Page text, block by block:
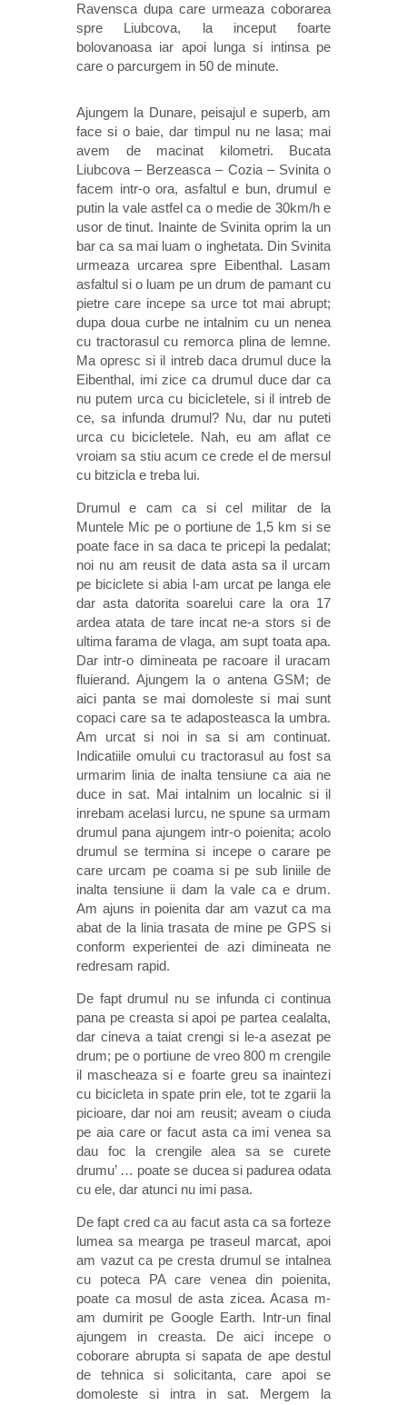
Ravensca dupa care urmeaza coborarea
spre Liubcova, la inceput foarte
bolovanoasa iar apoi lunga si intinsa pe
care o parcurgem in 50 de minute.
Ajungem la Dunare, peisajul e superb, am
face si o baie, dar timpul nu ne lasa; mai
avem de macinat kilometri. Bucata
Liubcova – Berzeasca – Cozia – Svinita o
facem intr-o ora, asfaltul e bun, drumul e
putin la vale astfel ca o medie de 30km/h e
usor de tinut. Inainte de Svinita oprim la un
bar ca sa mai luam o inghetata. Din Svinita
urmeaza urcarea spre Eibenthal. Lasam
asfaltul si o luam pe un drum de pamant cu
pietre care incepe sa urce tot mai abrupt;
dupa doua curbe ne intalnim cu un nenea
cu tractorasul cu remorca plina de lemne.
Ma opresc si il intreb daca drumul duce la
Eibenthal, imi zice ca drumul duce dar ca
nu putem urca cu bicicletele, si il intreb de
ce, sa infunda drumul? Nu, dar nu puteti
urca cu bicicletele. Nah, eu am aflat ce
vroiam sa stiu acum ce crede el de mersul
cu bitzicla e treba lui.
Drumul e cam ca si cel militar de la
Muntele Mic pe o portiune de 1,5 km si se
poate face in sa daca te pricepi la pedalat;
noi nu am reusit de data asta sa il urcam
pe biciclete si abia l-am urcat pe langa ele
dar asta datorita soarelui care la ora 17
ardea atata de tare incat ne-a stors si de
ultima farama de vlaga, am supt toata apa.
Dar intr-o dimineata pe racoare il uracam
fluierand. Ajungem la o antena GSM; de
aici panta se mai domoleste si mai sunt
copaci care sa te adaposteasca la umbra.
Am urcat si noi in sa si am continuat.
Indicatiile omului cu tractorasul au fost sa
urmarim linia de inalta tensiune ca aia ne
duce in sat. Mai intalnim un localnic si il
inrebam acelasi lurcu, ne spune sa urmam
drumul pana ajungem intr-o poienita; acolo
drumul se termina si incepe o carare pe
care urcam pe coama si pe sub liniile de
inalta tensiune ii dam la vale ca e drum.
Am ajuns in poienita dar am vazut ca ma
abat de la linia trasata de mine pe GPS si
conform experientei de azi dimineata ne
redresam rapid.
De fapt drumul nu se infunda ci continua
pana pe creasta si apoi pe partea cealalta,
dar cineva a taiat crengi si le-a asezat pe
drum; pe o portiune de vreo 800 m crengile
il mascheaza si e foarte greu sa inaintezi
cu bicicleta in spate prin ele, tot te zgarii la
picioare, dar noi am reusit; aveam o ciuda
pe aia care or facut asta ca imi venea sa
dau foc la crengile alea sa se curete
drumu’ … poate se ducea si padurea odata
cu ele, dar atunci nu imi pasa.
De fapt cred ca au facut asta ca sa forteze
lumea sa mearga pe traseul marcat, apoi
am vazut ca pe cresta drumul se intalnea
cu poteca PA care venea din poienita,
poate ca mosul de asta zicea. Acasa m-
am dumirit pe Google Earth. Intr-un final
ajungem in creasta. De aici incepe o
coborare abrupta si sapata de ape destul
de tehnica si solicitanta, care apoi se
domoleste si intra in sat. Mergem la